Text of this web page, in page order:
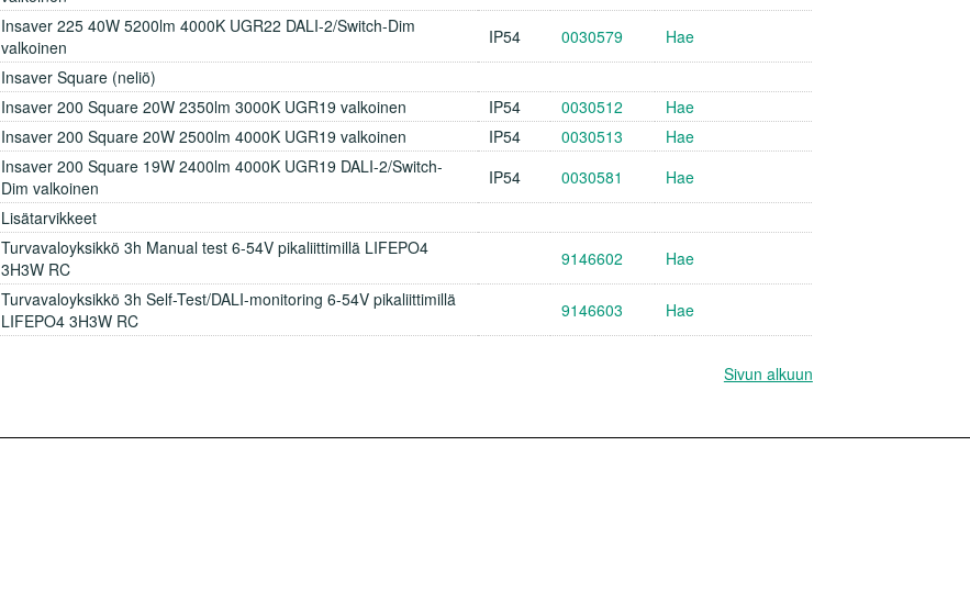
Insaver 225 40W 5200lm 4000K UGR22 DALI-2/Switch-Dim
valkoinen
IP54 0030579
Hae
Insaver Square (neliö)
Insaver 200 Square 20W 2350lm 3000K UGR19 valkoinen IP54 0030512
Hae
Insaver 200 Square 20W 2500lm 4000K UGR19 valkoinen IP54 0030513
Hae
Insaver 200 Square 19W 2400lm 4000K UGR19 DALI-2/Switch-
Dim valkoinen
IP54 0030581
Hae
Lisätarvikkeet
Turvavaloyksikkö 3h Manual test 6-54V pikaliittimillä LIFEPO4
3H3W RC
9146602 Hae
Turvavaloyksikkö 3h Self-Test/DALI-monitoring 6-54V pikaliittimillä
LIFEPO4 3H3W RC
9146603 Hae
Sivun alkuun